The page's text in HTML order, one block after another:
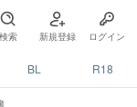
検索 新規登録 ログイン
BL R18